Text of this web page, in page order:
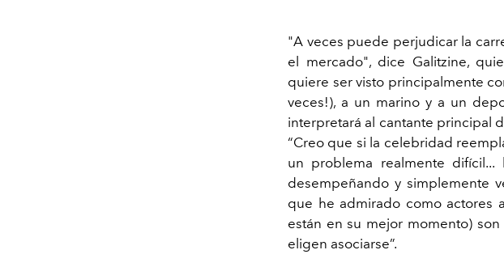
"A veces puede perjudicar la
el mercado", dice Galitzine,
quiere ser visto principalmente
veces!), a un marino y a un
interpretará al cantante principal
“Creo que si la celebridad
un problema realmente
desempeñando y simplemente
que he admirado como actores
están en su mejor momento)
eligen asociarse”.